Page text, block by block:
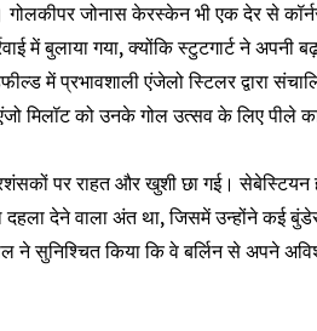
जोनास केरस्केन भी एक देर से
बुलाया गया, क्योंकि स्टुटगार्ट ने अपनी
में प्रभावशाली एंजेलो स्टिलर
मिलॉट को उनके गोल उत्सव के लिए पीले
पर राहत और खुशी छा गई।
देने वाला अंत था, जिसमें उन्होंने कई
सुनिश्चित किया कि वे बर्लिन से अपने